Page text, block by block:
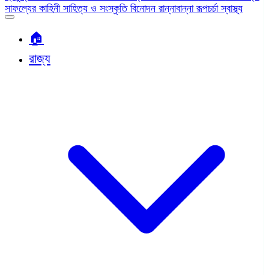
সাফল্যের কাহিনী সাহিত্য ও সংস্কৃতি বিনোদন রান্নাবান্নারূপচর্চাস্বাস্থ্য
🏠︎
রাজ্য